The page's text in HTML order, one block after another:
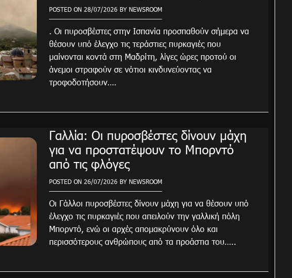
POSTED ON 28/07/2026 BY NEWSROOM
. Οι πυροσβέστες στην Ισπανία προσπαθούν σήμερα να
θέσουν υπό έλεγχο τις τεράστιες πυρκαγιές που
μαίνονται κοντά στη Μαδρίτη, λίγες ώρες προτού οι
άνεμοι στραφούν σε νότιοι κινδυνεύοντας να
τροφοδοτήσουν….
Γαλλία: Οι πυροσβέστες δίνουν μάχη
για να προστατέψουν το Μπορντό
από τις φλόγες
POSTED ON 26/07/2026 BY NEWSROOM
Οι Γάλλοι πυροσβέστες δίνουν μάχη για να θέσουν υπό
έλεγχο τις πυρκαγιές που απειλούν την γαλλική πόλη
Μπορντό, ενώ οι αρχές απομακρύνουν όλο και
περισσότερους ανθρώπους από τα προάστια του…..